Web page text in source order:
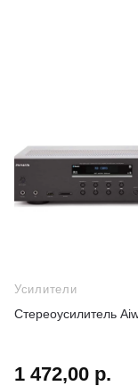
Усилители
Стереоусилитель
1 472,00 р.